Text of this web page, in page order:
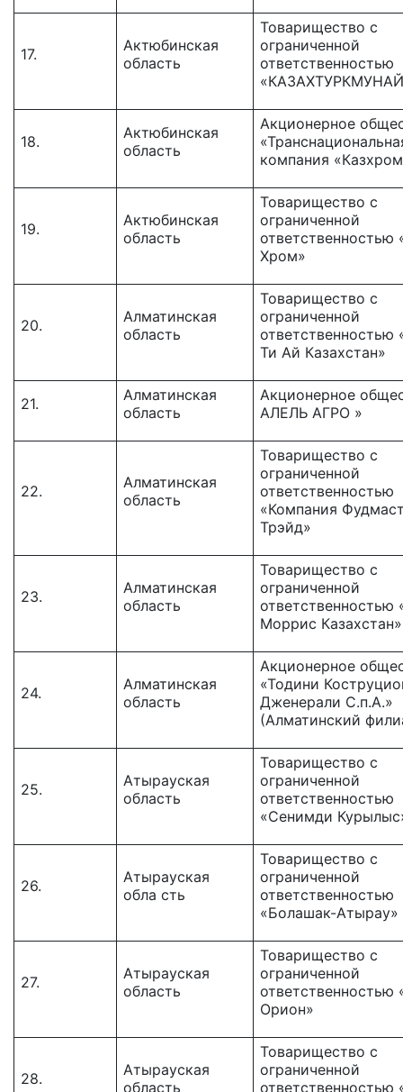
17.
Актюбинская
область
Товарищество c
ограниченной
ответственностью
18.
Актюбинская
область
Акционерное
компания
19.
Актюбинская
область
Товарищество с
ограниченной
ответственностью
Хром»
20.
Алматинская
область
Товарищество с
ограниченной
ответственностью
Ти Ай Казахстан»
21.
Алматинская
область
Акционерное
АЛЕЛЬ АГРО »
22.
Алматинская
область
Товарищество c
ограниченной
ответственностью
«Компания
Трэйд»
23.
Алматинская
область
Товарищество с
ограниченной
ответственностью
Моррис Казахстан»
24.
Алматинская
область
Акционерное
«Тодини
Дженерали С.п.А.»
(Алматинский
25.
Атырауская
область
Товарищество с
ограниченной
ответственностью
«Сенимди
26.
Атырауская
обла сть
Товарищество c
ограниченной
ответственностью
«Болашак-Атырау»
27.
Атырауская
область
Товарищество с
ограниченной
ответственностью
Орион»
28.
Атырауская
область
Товарищество с
ограниченной